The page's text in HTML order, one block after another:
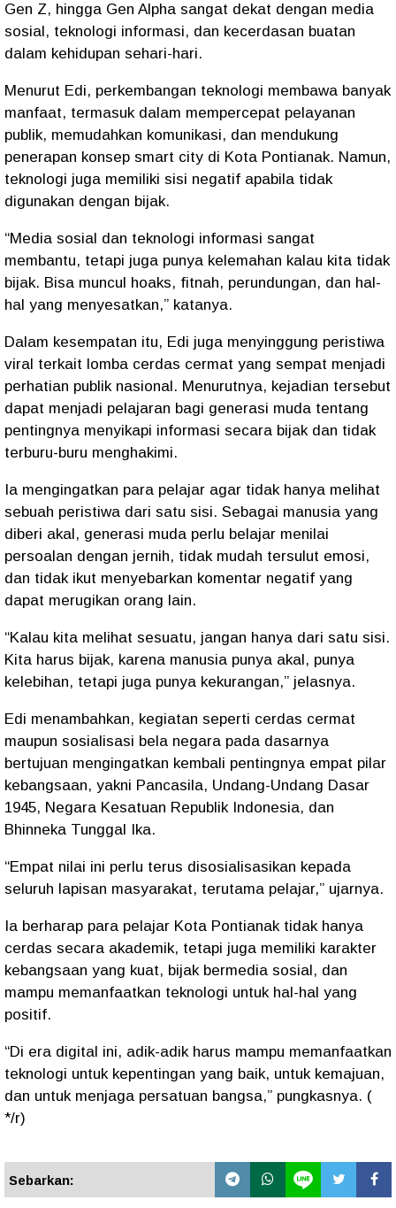
Gen Z, hingga Gen Alpha sangat dekat dengan media
sosial, teknologi informasi, dan kecerdasan buatan
dalam kehidupan sehari-hari.
Menurut Edi, perkembangan teknologi membawa banyak
manfaat, termasuk dalam mempercepat pelayanan
publik, memudahkan komunikasi, dan mendukung
penerapan konsep smart city di Kota Pontianak. Namun,
teknologi juga memiliki sisi negatif apabila tidak
digunakan dengan bijak.
“Media sosial dan teknologi informasi sangat
membantu, tetapi juga punya kelemahan kalau kita tidak
bijak. Bisa muncul hoaks, fitnah, perundungan, dan hal-
hal yang menyesatkan,” katanya.
Dalam kesempatan itu, Edi juga menyinggung peristiwa
viral terkait lomba cerdas cermat yang sempat menjadi
perhatian publik nasional. Menurutnya, kejadian tersebut
dapat menjadi pelajaran bagi generasi muda tentang
pentingnya menyikapi informasi secara bijak dan tidak
terburu-buru menghakimi.
Ia mengingatkan para pelajar agar tidak hanya melihat
sebuah peristiwa dari satu sisi. Sebagai manusia yang
diberi akal, generasi muda perlu belajar menilai
persoalan dengan jernih, tidak mudah tersulut emosi,
dan tidak ikut menyebarkan komentar negatif yang
dapat merugikan orang lain.
“Kalau kita melihat sesuatu, jangan hanya dari satu sisi.
Kita harus bijak, karena manusia punya akal, punya
kelebihan, tetapi juga punya kekurangan,” jelasnya.
Edi menambahkan, kegiatan seperti cerdas cermat
maupun sosialisasi bela negara pada dasarnya
bertujuan mengingatkan kembali pentingnya empat pilar
kebangsaan, yakni Pancasila, Undang-Undang Dasar
1945, Negara Kesatuan Republik Indonesia, dan
Bhinneka Tunggal Ika.
“Empat nilai ini perlu terus disosialisasikan kepada
seluruh lapisan masyarakat, terutama pelajar,” ujarnya.
Ia berharap para pelajar Kota Pontianak tidak hanya
cerdas secara akademik, tetapi juga memiliki karakter
kebangsaan yang kuat, bijak bermedia sosial, dan
mampu memanfaatkan teknologi untuk hal-hal yang
positif.
“Di era digital ini, adik-adik harus mampu memanfaatkan
teknologi untuk kepentingan yang baik, untuk kemajuan,
dan untuk menjaga persatuan bangsa,” pungkasnya. (
*/r)
Sebarkan: